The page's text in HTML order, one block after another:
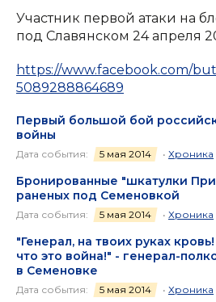
Участник первой атаки на
под Славянском 24 апреля
https://www.facebook.com/
5089288864689
Первый большой бой
войны
Дата события: 5 мая 2014 • Хроника
Бронированные "шкатулки
раненых под Семеновкой
Дата события: 5 мая 2014 • Хроника
"Генерал, на твоих руках
что это война!" - генерал-
в Семеновке
Дата события: 5 мая 2014 • Хроника